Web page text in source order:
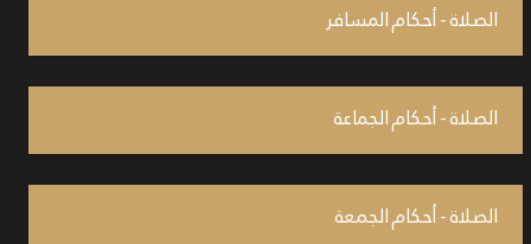
الصلاة - أحكام المسافر
الصلاة - أحكام الجماعة
الصلاة - أحكام الجمعة